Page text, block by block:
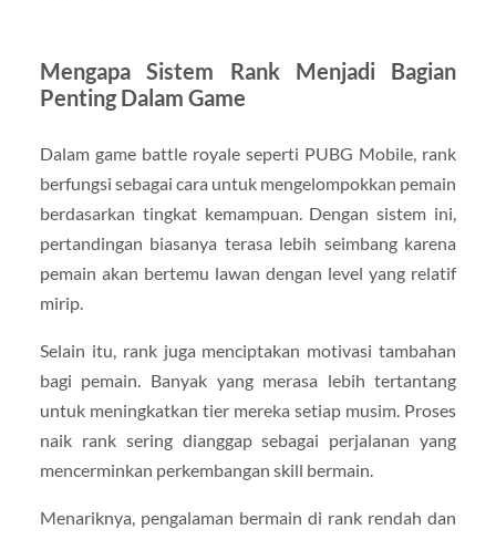
Mengapa Sistem Rank Menjadi Bagian
Penting Dalam Game
Dalam game battle royale seperti PUBG Mobile, rank
berfungsi sebagai cara untuk mengelompokkan pemain
berdasarkan tingkat kemampuan. Dengan sistem ini,
pertandingan biasanya terasa lebih seimbang karena
pemain akan bertemu lawan dengan level yang relatif
mirip.
Selain itu, rank juga menciptakan motivasi tambahan
bagi pemain. Banyak yang merasa lebih tertantang
untuk meningkatkan tier mereka setiap musim. Proses
naik rank sering dianggap sebagai perjalanan yang
mencerminkan perkembangan skill bermain.
Menariknya, pengalaman bermain di rank rendah dan